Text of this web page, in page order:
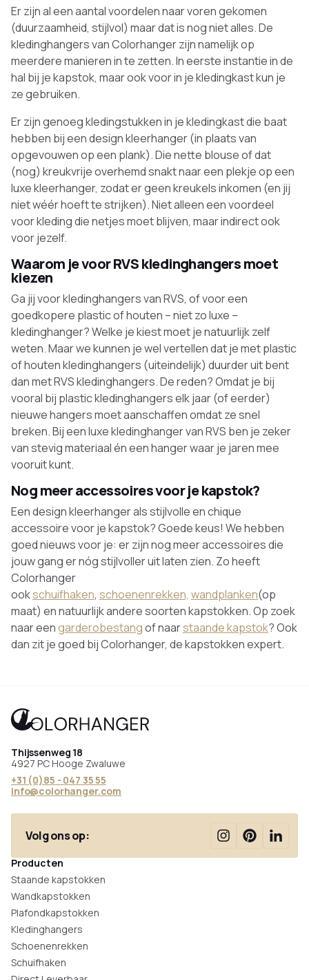
Er zijn al een aantal voordelen naar voren gekomen
(duurzaamheid, stijlvol) maar dat is nog niet alles. De
kledinghangers van Colorhanger zijn namelijk op
meerdere manieren in te zetten. In eerste instantie in de
hal bij je kapstok, maar ook voor in je kledingkast kun je
ze gebruiken.
Er zijn genoeg kledingstukken in je kledingkast die baat
hebben bij een design kleerhanger (in plaats van
opgevouwen op een plank). Die nette blouse of dat
(nog) kreukvrije overhemd snakt naar een plekje op een
luxe kleerhanger, zodat er geen kreukels inkomen (en jij
niet wéér hoeft te strijken). Niet alleen een voordeel
voor kleding die netjes moet blijven, maar indirect ook
voor jezelf.
Waarom je voor RVS kledinghangers moet
kiezen
Ga jij voor kledinghangers van RVS, of voor een
goedkopere plastic of houten – niet zo luxe –
kledinghanger? Welke je kiest moet je natuurlijk zelf
weten. Maar we kunnen je wel vertellen dat je met plastic
of houten kledinghangers (uiteindelijk) duurder uit bent
dan met RVS kledinghangers. De reden? Omdat je bij
vooral bij plastic kledinghangers elk jaar (of eerder)
nieuwe hangers moet aanschaffen omdat ze snel
breken. Bij een luxe kledinghanger van RVS ben je zeker
van stevig materiaal én een hanger waar je jaren mee
vooruit kunt.
Nog meer accessoires voor je kapstok?
Een design kleerhanger als stijlvolle en chique
accessoire voor je kapstok? Goede keus! We hebben
goed nieuws voor je: er zijn nog meer accessoires die
jouw gang er nóg stijlvoller uit laten zien. Zo heeft
Colorhanger
ookschuifhaken, schoenenrekken, wandplanken(op
maat) en natuurlijk andere soorten kapstokken. Op zoek
naar eengarderobestangof naarstaande kapstok? Ook
dan zit je goed bij Colorhanger, de kapstokken expert.
Thijssenweg 18
4927 PC Hooge Zwaluwe
+31 (0)85 - 047 35 55
info@colorhanger.com
Volg ons op:
Producten
Staande kapstokken
Wandkapstokken
Plafondkapstokken
Kledinghangers
Schoenenrekken
Schuifhaken